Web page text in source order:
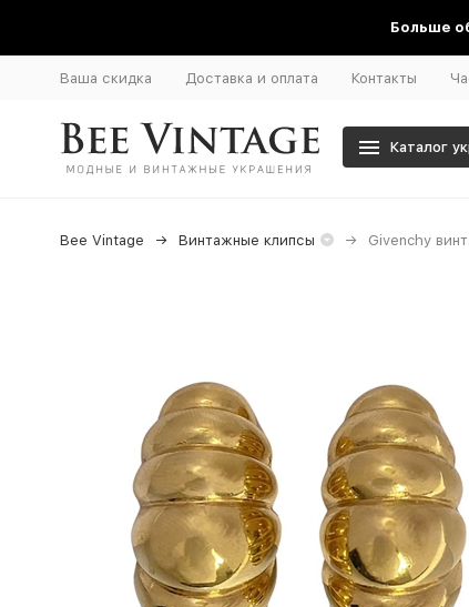
Больше
Ваша скидка Доставка и оплата Контакты
Каталог
Bee Vintage Винтажные клипсы Givenchy